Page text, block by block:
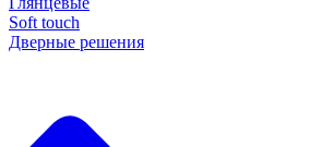
Soft touch
Дверные решения